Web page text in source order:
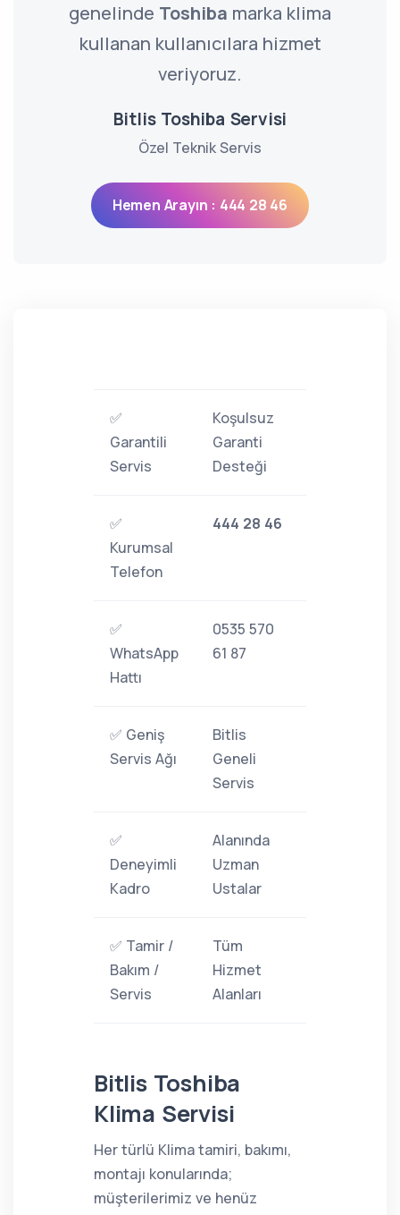
genelinde Toshiba marka klima
kullanan kullanıcılara hizmet
veriyoruz.
Bitlis Toshiba Servisi
Özel Teknik Servis
Hemen Arayın : 444 28 46
✅
Garantili
Servis
Koşulsuz
Garanti
Desteği
✅
Kurumsal
Telefon
444 28 46
✅
WhatsApp
Hattı
0535 570
61 87
✅ Geniş
Servis Ağı
Bitlis
Geneli
Servis
✅
Deneyimli
Kadro
Alanında
Uzman
Ustalar
✅ Tamir /
Bakım /
Servis
Tüm
Hizmet
Alanları
Bitlis Toshiba
Klima Servisi
Her türlü Klima tamiri, bakımı,
montajı konularında;
müşterilerimiz ve henüz